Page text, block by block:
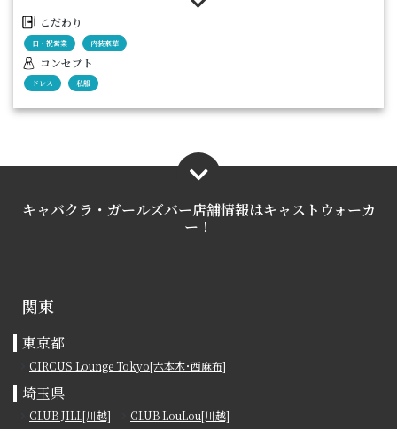
・わかりやすい料金システム
・お客様のお好みに合わせることができるキャスト
レベルが高いのは、当たり前です。
ワンフロアを贅沢に使った店内は極上の寛ぎ空間。
さまざまなシーンに対応可能です。
川越へお越しの際には、ぜひお立ち寄りください。
こだわり
日・祝営業 内装豪華
コンセプト
ドレス 私服
キャバクラ・ガールズバー店舗情報はキャストウォーカ
ー！
関東
東京都
CIRCUS Lounge Tokyo[六本木･西麻布]
埼玉県
CLUB JILL[川越] CLUB LouLou[川越]